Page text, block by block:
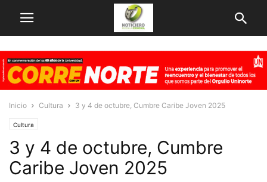
Inicio Cultura 3 y 4 de octubre, Cumbre Caribe Joven 2025
Cultura
3 y 4 de octubre, Cumbre
Caribe Joven 2025